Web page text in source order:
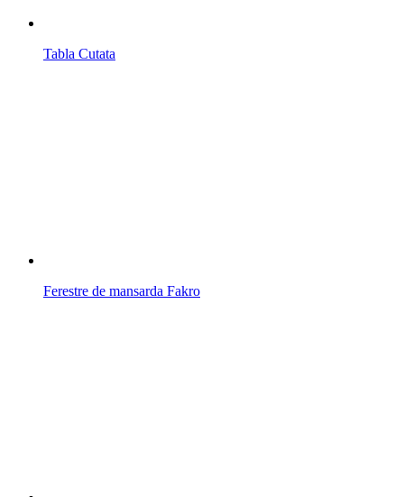
Tabla Cutata
Ferestre de mansarda Fakro